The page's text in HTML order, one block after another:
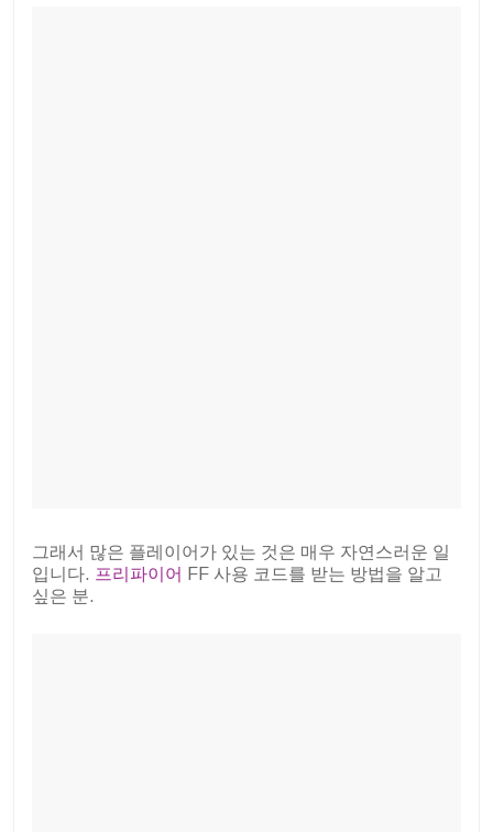
그래서 많은 플레이어가 있는 것은 매우 자연스러운 일
입니다. 프리파이어 FF 사용 코드를 받는 방법을 알고
싶은 분.